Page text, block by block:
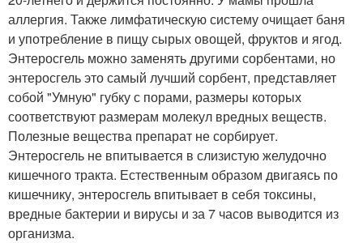
аллергия. Также лимфатическую систему очищает баня
и употребление в пищу сырых овощей, фруктов и ягод.
Энтеросгель можно заменять другими сорбентами, но
энтеросгель это самый лучший сорбент, представляет
собой "Умную" губку с порами, размеры которых
соответствуют размерам молекул вредных веществ.
Полезные вещества препарат не сорбирует.
Энтеросгель не впитывается в слизистую желудочно
кишечного тракта. Естественным образом двигаясь по
кишечнику, энтеросгель впитывает в себя токсины,
вредные бактерии и вирусы и за 7 часов выводится из
организма.